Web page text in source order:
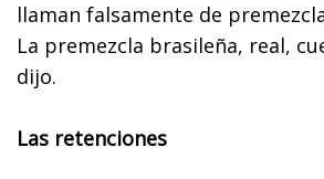
llaman falsamente de
La premezcla brasileña, real,
dijo.
Las retenciones